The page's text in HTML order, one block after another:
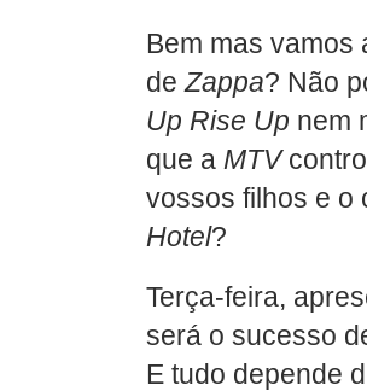
Bem mas vamos
deZappa? Não
Up Rise Up nem
que a MTV
vossos filhos e
Hotel?
Terça-feira,
será o sucesso
E tudo depende